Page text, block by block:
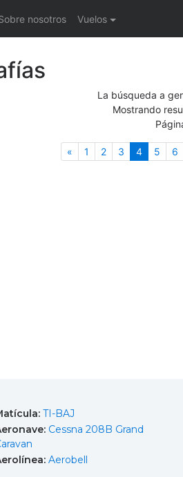
nosotros Vuelos
La búsqueda a
Mostrando
«Anterior
1 2 3 4(actual)
5 6
TI-BAJ
Cessna 208B Grand
Aerobell